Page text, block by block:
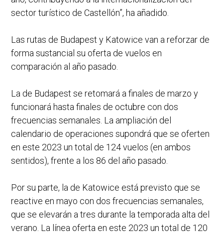
sector turístico de Castellón”, ha añadido.
Las rutas de Budapest y Katowice van a reforzar de
forma sustancial su oferta de vuelos en
comparación al año pasado.
La de Budapest se retomará a finales de marzo y
funcionará hasta finales de octubre con dos
frecuencias semanales. La ampliación del
calendario de operaciones supondrá que se oferten
en este 2023 un total de 124 vuelos (en ambos
sentidos), frente a los 86 del año pasado.
Por su parte, la de Katowice está previsto que se
reactive en mayo con dos frecuencias semanales,
que se elevarán a tres durante la temporada alta del
verano. La línea oferta en este 2023 un total de 120